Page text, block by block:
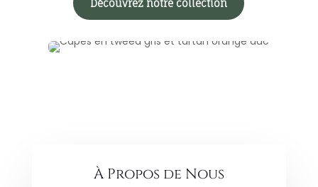
Découvrez notre collection
À Propos de Nous